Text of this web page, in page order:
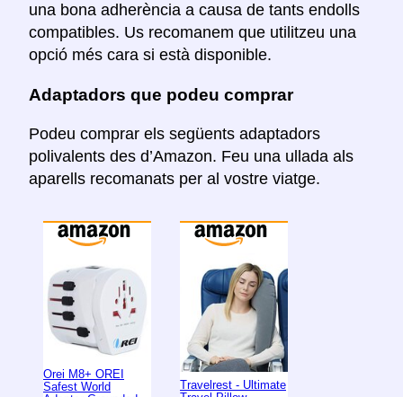
una bona adherència a causa de tants endolls
compatibles. Us recomanem que utilitzeu una
opció més cara si està disponible.
Adaptadors que podeu comprar
Podeu comprar els següents adaptadors
polivalents des d’Amazon. Feu una ullada als
aparells recomanats per al vostre viatge.
Orei M8+ OREI
Safest World
Travelrest - Ultimate